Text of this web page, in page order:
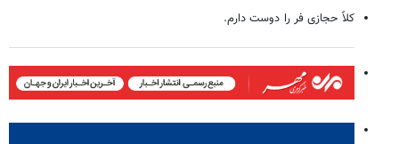
کلاً حجازی فر را دوست دارم.